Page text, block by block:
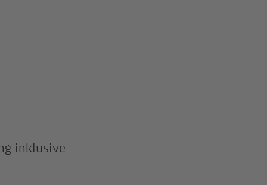
inklusive